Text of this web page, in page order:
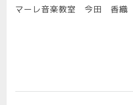
マーレ音楽教室今田 香織